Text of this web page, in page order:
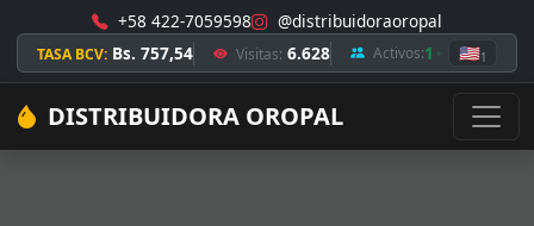
+58 422-7059598 @distribuidoraoropal
TASA BCV: Bs. 757,54 Visitas: 6.628 Activos:1 🇺🇸1
DISTRIBUIDORA OROPAL